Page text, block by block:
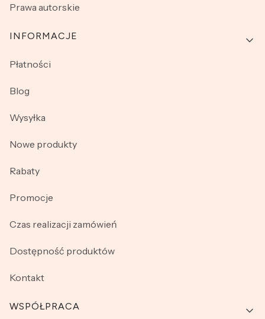
Prawa autorskie
INFORMACJE
Płatności
Blog
Wysyłka
Nowe produkty
Rabaty
Promocje
Czas realizacji zamówień
Dostępność produktów
Kontakt
WSPÓŁPRACA